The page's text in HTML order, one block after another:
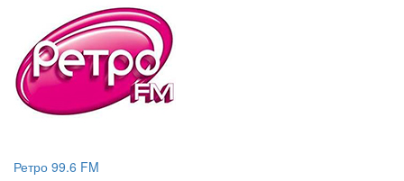
Ретро 99.6 FM